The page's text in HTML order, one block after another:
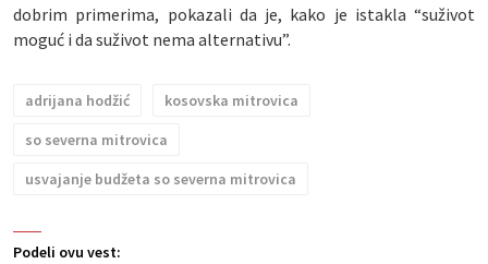
Podeli ovu vest:
dobrim primerima, pokazali da je, kako je istakla “suživot
moguć i da suživot nema alternativu”.
adrijana hodžić
kosovska mitrovica
so severna mitrovica
usvajanje budžeta so severna mitrovica